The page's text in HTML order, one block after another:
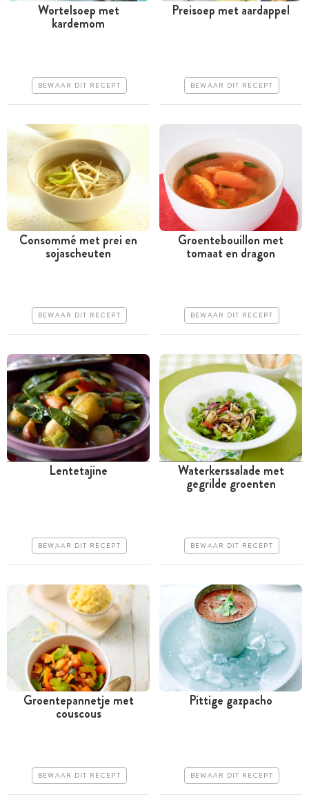
Minder dan 30 minuten
Erg makkelijk
Wortelsoep met
kardemom
BEWAAR DIT RECEPT
Preisoep met aardappel
BEWAAR DIT RECEPT
Minder dan 30 minuten
Erg makkelijk
Consommé met prei en
sojascheuten
BEWAAR DIT RECEPT
Tussen 30 minuten en 1
Groentebouillon met
tomaat en dragon
BEWAAR DIT RECEPT
Lentetajine
BEWAAR DIT RECEPT
Tussen 30 minuten en 1
Waterkerssalade met
gegrilde groenten
BEWAAR DIT RECEPT
Tussen 30 minuten en 1
Groentepannetje met
couscous
BEWAAR DIT RECEPT Erg makkelijk
Pittige gazpacho
BEWAAR DIT RECEPT